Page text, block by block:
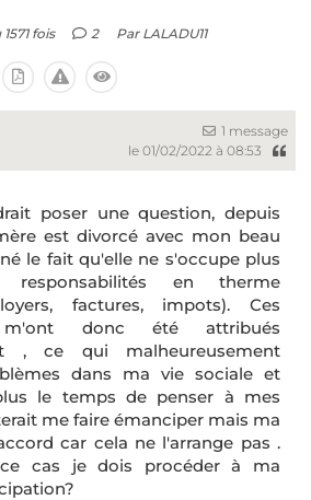
1571 fois 2 Par LALADU11
1 message
le 01/02/2022 à 08:53
poser une question, depuis
est divorcé avec mon beau
le fait qu'elle ne s'occupe plus
en therme
factures, impots). Ces
m'ont donc été attribués
, ce qui malheureusement
dans ma vie sociale et
le temps de penser à mes
me faire émanciper mais ma
car cela ne l'arrange pas .
cas je dois procéder à ma